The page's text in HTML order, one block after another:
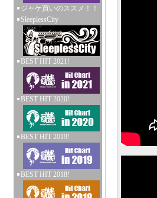
ジャケ買いのススメ！！
SleeplessCity
BEST HIT 2021!
BEST HIT 2020!
BEST HIT 2019!
BEST HIT 2018!